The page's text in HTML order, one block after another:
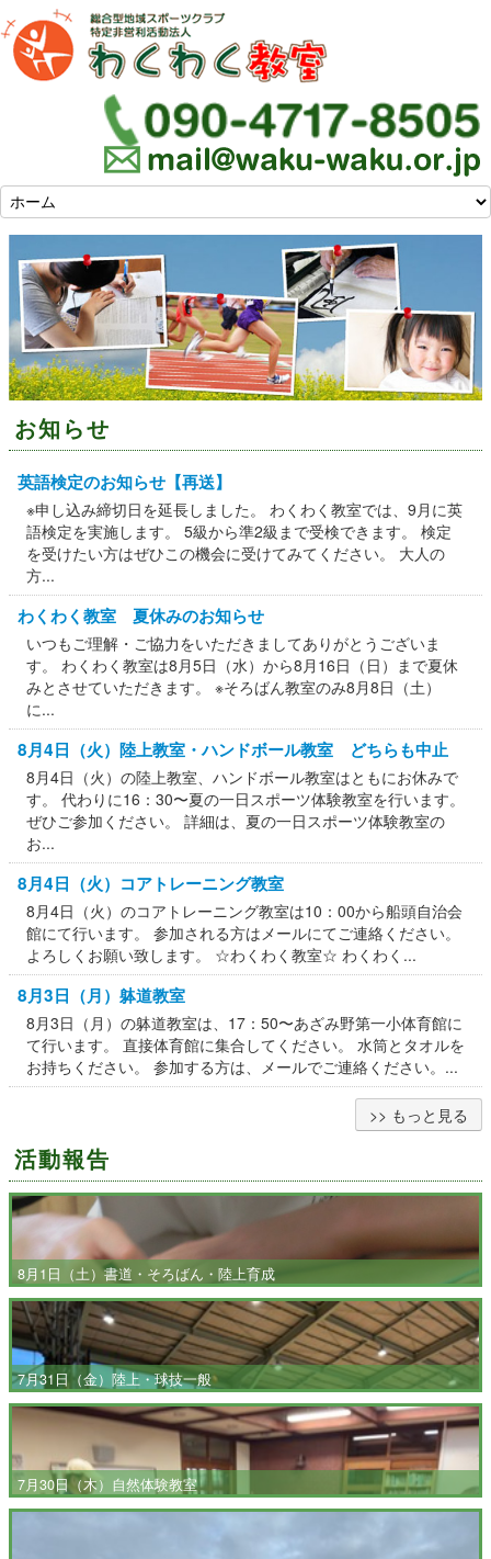
お知らせ
英語検定のお知らせ【再送】
※申し込み締切日を延長しました。 わくわく教室では、9月に英
語検定を実施します。 5級から準2級まで受検できます。 検定
を受けたい方はぜひこの機会に受けてみてください。 大人の
方...
わくわく教室 夏休みのお知らせ
いつもご理解・ご協力をいただきましてありがとうございま
す。 わくわく教室は8月5日（水）から8月16日（日）まで夏休
みとさせていただきます。 ※そろばん教室のみ8月8日（土）
に...
8月4日（火）陸上教室・ハンドボール教室 どちらも中止
8月4日（火）の陸上教室、ハンドボール教室はともにお休みで
す。 代わりに16：30〜夏の一日スポーツ体験教室を行います。
ぜひご参加ください。 詳細は、夏の一日スポーツ体験教室の
お...
8月4日（火）コアトレーニング教室
8月4日（火）のコアトレーニング教室は10：00から船頭自治会
館にて行います。 参加される方はメールにてご連絡ください。
よろしくお願い致します。 ☆わくわく教室☆ わくわく...
8月3日（月）躰道教室
8月3日（月）の躰道教室は、17：50〜あざみ野第一小体育館に
て行います。 直接体育館に集合してください。 水筒とタオルを
お持ちください。 参加する方は、メールでご連絡ください。...
>> もっと見る
活動報告
8月1日（土）書道・そろばん・陸上育成
7月31日（金）陸上・球技一般
7月30日（木）自然体験教室